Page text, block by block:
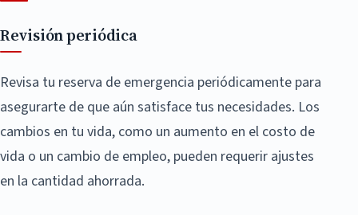
Revisión periódica
Revisa tu reserva de emergencia periódicamente para
asegurarte de que aún satisface tus necesidades. Los
cambios en tu vida, como un aumento en el costo de
vida o un cambio de empleo, pueden requerir ajustes
en la cantidad ahorrada.